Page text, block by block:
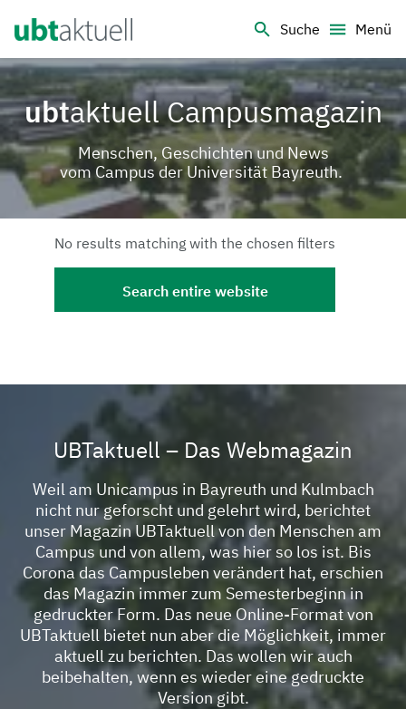
Logo Universität Bayreuth
Suche Menü
ubtaktuell Campusmagazin
Menschen, Geschichten und News
vom Campus der Universität Bayreuth.
No results matching with the chosen filters
Search entire website
UBTaktuell – Das Webmagazin
Weil am Unicampus in Bayreuth und Kulmbach
nicht nur geforscht und gelehrt wird, berichtet
unser Magazin UBTaktuell von den Menschen am
Campus und von allem, was hier so los ist. Bis
Corona das Campusleben verändert hat, erschien
das Magazin immer zum Semesterbeginn in
gedruckter Form. Das neue Online-Format von
UBTaktuell bietet nun aber die Möglichkeit, immer
aktuell zu berichten. Das wollen wir auch
beibehalten, wenn es wieder eine gedruckte
Version gibt.